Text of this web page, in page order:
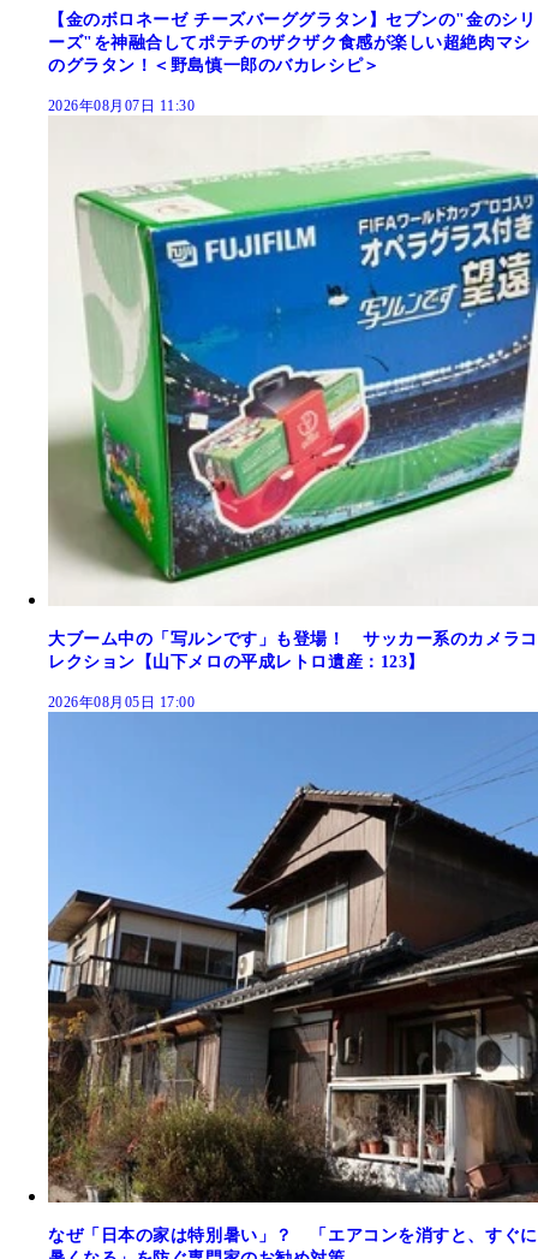
【金のボロネーゼ チーズバーググラタン】セブンの"金のシリ
ーズ"を神融合してポテチのザクザク食感が楽しい超絶肉マシ
のグラタン！＜野島慎一郎のバカレシピ＞
2026年08月07日 11:30
大ブーム中の「写ルンです」も登場！ サッカー系のカメラコ
レクション【山下メロの平成レトロ遺産：123】
2026年08月05日 17:00
なぜ「日本の家は特別暑い」？ 「エアコンを消すと、すぐに